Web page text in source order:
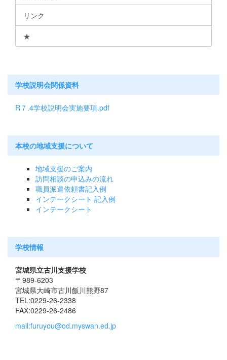
リンク
★
学校説明会関係資料
R７.4学校説明会実施要項.pdf
本校の地域支援について
地域支援のご案内
訪問相談の申込みの流れ
職員派遣依頼書記入例
インテークシート 記入例
インテークシート
学校情報
宮城県立古川支援学校
〒989-6203
宮城県大崎市古川飯川熊野87
TEL:0229-26-2338
FAX:0229-26-2486
mail:furuyou@od.myswan.ed.jp